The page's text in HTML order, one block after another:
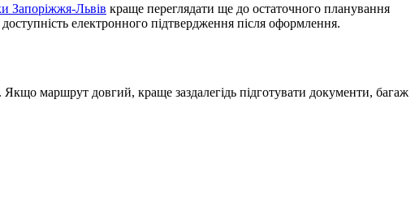
Запоріжжя-Львів краще переглядати ще до остаточного планування
електронного підтвердження після оформлення.
Якщо маршрут довгий, краще заздалегідь підготувати документи, багаж